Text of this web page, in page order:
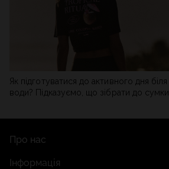
Як підготуватися до активного дня біля
води? Підказуємо, що зібрати до сумки
Про нас
Інформація